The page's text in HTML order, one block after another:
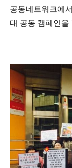
공동네트워크에
대 공동 캠페인을